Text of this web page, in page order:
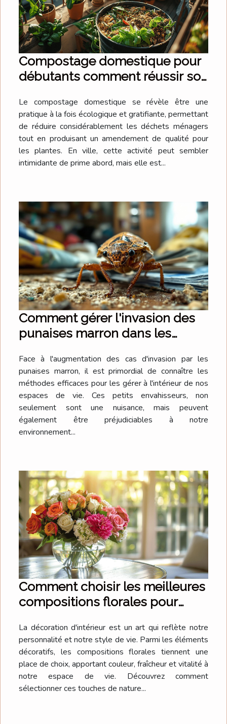
Compostage domestique pour
débutants comment réussir son
Le compostage domestique se révèle être une
pratique à la fois écologique et gratifiante, permettant
de réduire considérablement les déchets ménagers
tout en produisant un amendement de qualité pour
les plantes. En ville, cette activité peut sembler
intimidante de prime abord, mais elle est...
Comment gérer l'invasion des
punaises marron dans les
Face à l'augmentation des cas d'invasion par les
punaises marron, il est primordial de connaître les
méthodes efficaces pour les gérer à l'intérieur de nos
espaces de vie. Ces petits envahisseurs, non
seulement sont une nuisance, mais peuvent
également être préjudiciables à notre
environnement...
Comment choisir les meilleures
compositions florales pour
La décoration d'intérieur est un art qui reflète notre
personnalité et notre style de vie. Parmi les éléments
décoratifs, les compositions florales tiennent une
place de choix, apportant couleur, fraîcheur et vitalité à
notre espace de vie. Découvrez comment
sélectionner ces touches de nature...